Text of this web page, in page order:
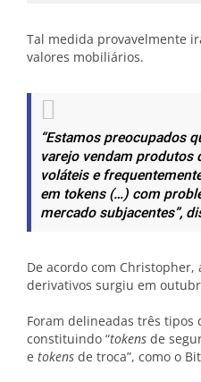
Tal medida provavelmente
valores mobiliários.
“Estamos preocupados
varejo vendam produtos
voláteis e
em tokens (…) com
mercado subjacentes”,
De acordo com
derivativos surgiu em
Foram delineadas três tipos
constituindo “tokens de
e tokens de troca”, como o